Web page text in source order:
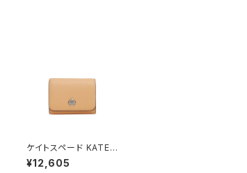
ケイトスペード KATE S
PADE ケイラ スモール
Lジップ ウォレット 二つ
¥12,605